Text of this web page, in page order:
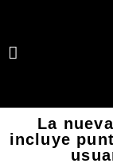
La
incluye